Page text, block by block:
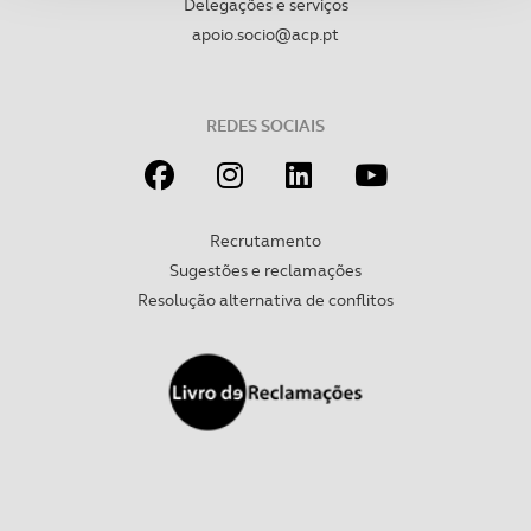
Adicionalmente partilhamos informação, relativa à sua
dados pessoais serão realizadas apenas com o seu
necessário no contexto dos serviços a prestar.
Realçamos que o bloqueio de certo tipo de Cookies e
experiência de navegação no Website e nos serviços
Consulte a política de cookies do site.
Delegações e serviços
apoio.socio@acp.pt
REDES SOCIAIS
Recrutamento
Sugestões e reclamações
Resolução alternativa de conflitos